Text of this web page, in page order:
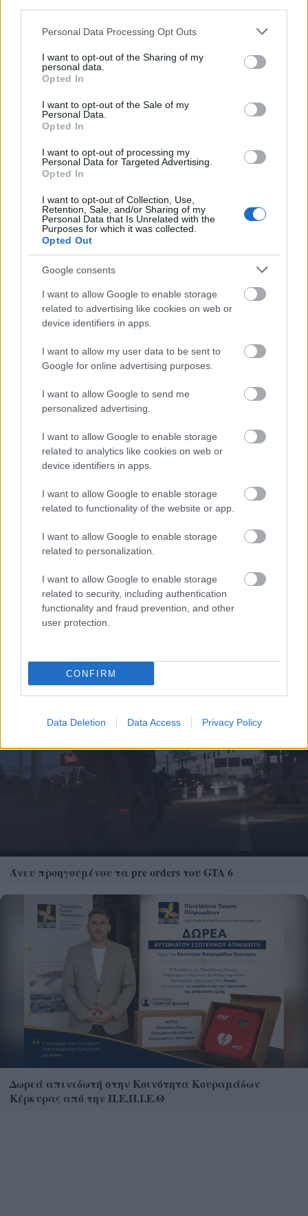
Please note that this website/app uses one or more Google
not limited to your visit or usage behaviour. You may click to
grant or deny consent to Google and its third-party tags to
use your data for below specified purposes in below Google
consent section.
Personal Data Processing Opt Outs
I want to opt-out of the Sharing of my
personal data.
Opted In
I want to opt-out of the Sale of my
Personal Data.
Opted In
I want to opt-out of processing my
Personal Data for Targeted Advertising.
Opted In
I want to opt-out of Collection, Use,
Retention, Sale, and/or Sharing of my
Personal Data that Is Unrelated with the
Purposes for which it was collected.
Opted Out
Google consents
I want to allow Google to enable storage
related to advertising like cookies on web or
device identifiers in apps.
I want to allow my user data to be sent to
Google for online advertising purposes.
I want to allow Google to send me
personalized advertising.
I want to allow Google to enable storage
related to analytics like cookies on web or
device identifiers in apps.
I want to allow Google to enable storage
related to functionality of the website or app.
I want to allow Google to enable storage
related to personalization.
I want to allow Google to enable storage
related to security, including authentication
functionality and fraud prevention, and other
user protection.
CONFIRM
Data Deletion Data Access Privacy Policy
Η Apple αποφασίζει ποιος μένει και ποιος φεύγει και
οι κανόνες δεν είναι ίδιοι για όλους
Δάντης: Η εξομολόγηση για το «My Number One» – «Με
πείραξε η αχαριστία»
Άνευ προηγουμένου τα pre orders του GTA 6
Δωρεά απινιδωτή στην Κοινότητα Κουραμάδων
Κέρκυρας από την Π.Ε.Π.Ι.Ε.Θ